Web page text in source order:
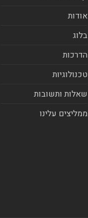
אודות
בלוג
הדרכות
טכנולוגיות
שאלות ותשובות
ממליצים עלינו